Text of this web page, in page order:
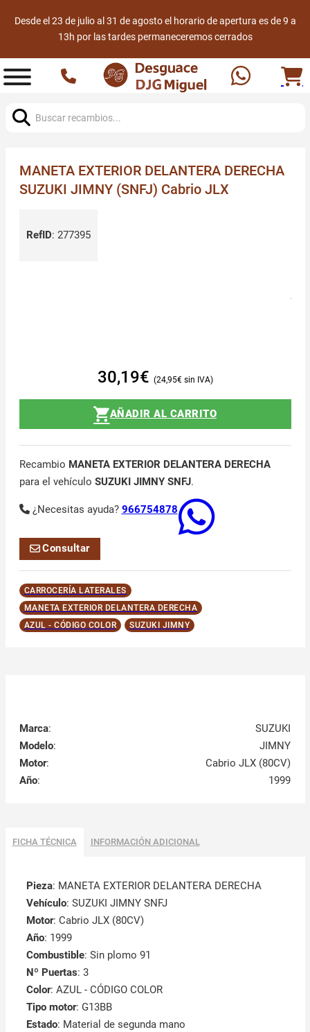
Desde el 23 de julio al 31 de agosto el horario de apertura es de 9 a
13h por las tardes permaneceremos cerrados
MANETA EXTERIOR DELANTERA DERECHA
SUZUKI JIMNY (SNFJ) Cabrio JLX
RefID: 277395
30,19€ 24,95€
AÑADIR AL CARRITO
Recambio MANETA EXTERIOR DELANTERA DERECHA
para el vehículo SUZUKI JIMNY SNFJ.
¿Necesitas ayuda? 966754878
Consultar
CARROCERÍA LATERALES
MANETA EXTERIOR DELANTERA DERECHA
AZUL - CÓDIGO COLOR
SUZUKI JIMNY
Marca:
SUZUKI
Modelo:
JIMNY
Motor:
Cabrio JLX (80CV)
Año: 1999
FICHA TÉCNICA INFORMACIÓN ADICIONAL
Pieza: MANETA EXTERIOR DELANTERA DERECHA
Vehículo: SUZUKI JIMNY SNFJ
Motor: Cabrio JLX (80CV)
Año: 1999
Combustible: Sin plomo 91
Nº Puertas: 3
Color: AZUL - CÓDIGO COLOR
Tipo motor: G13BB
Estado: Material de segunda mano